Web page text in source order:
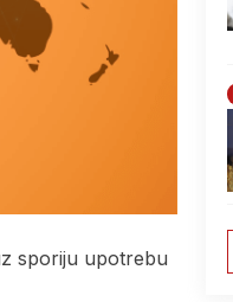
sporiju upotrebu